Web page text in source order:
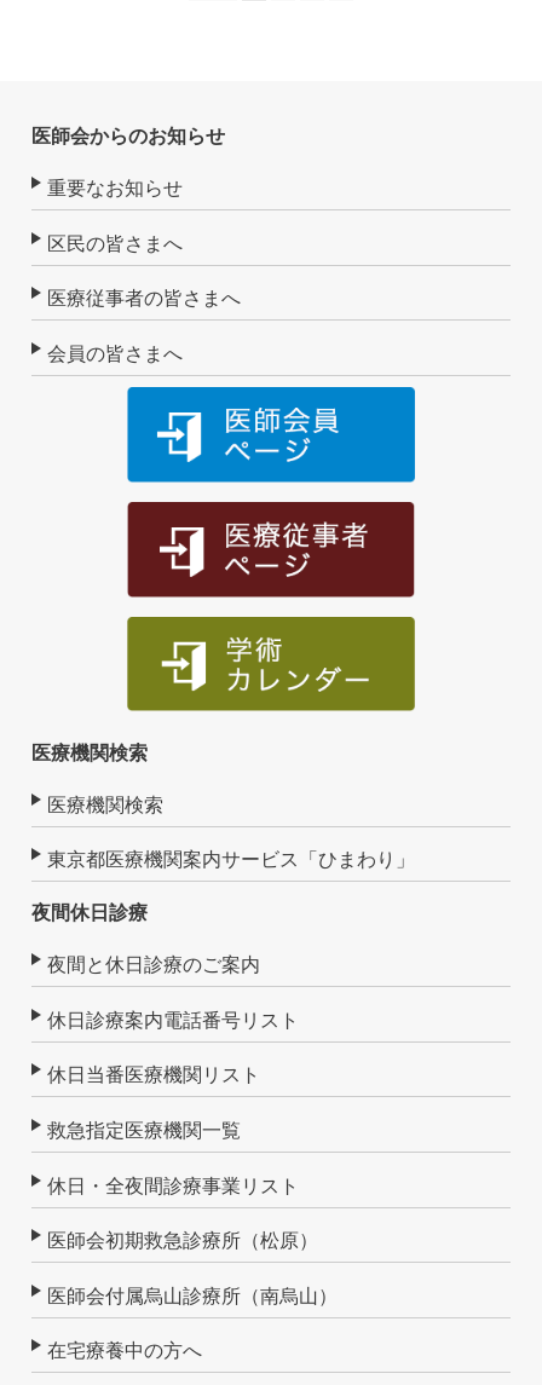
医師会からのお知らせ
重要なお知らせ
区民の皆さまへ
医療従事者の皆さまへ
会員の皆さまへ
医療機関検索
医療機関検索
東京都医療機関案内サービス「ひまわり」
夜間休日診療
夜間と休日診療のご案内
休日診療案内電話番号リスト
休日当番医療機関リスト
救急指定医療機関一覧
休日・全夜間診療事業リスト
医師会初期救急診療所（松原）
医師会付属烏山診療所（南烏山）
在宅療養中の方へ